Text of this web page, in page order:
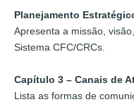
Planejamento
Apresenta a missão,
Sistema CFC/CRCs.
Capítulo 3 – Canais de
Lista as formas de